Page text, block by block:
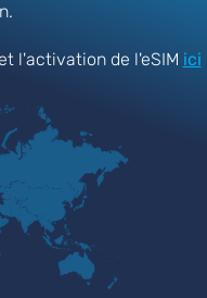
l'activation de l'eSIM ici